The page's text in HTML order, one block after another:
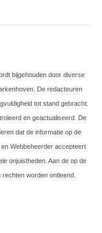
bijgehouden door diverse
De redacteuren
tot stand gebracht.
en geactualiseerd. De
dat de informatie op de
Webbeheerder accepteert
onjuistheden. Aan de op de
worden ontleend.